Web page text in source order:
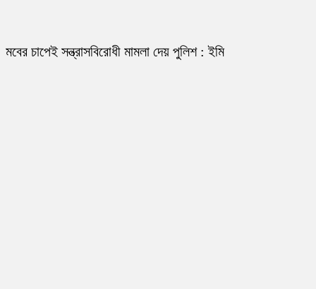
মবের চাপেই সন্ত্রাসবিরোধী মামলা দেয় পুলিশ : ইমি